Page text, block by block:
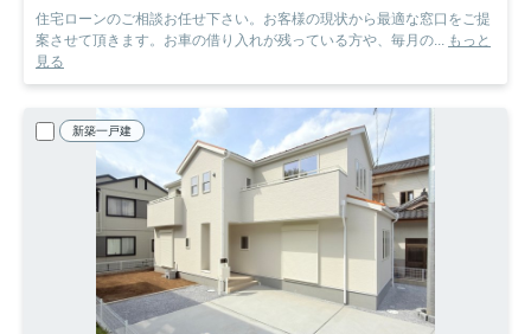
住宅ローンのご相談お任せ下さい。お客様の現状から最適な窓口をご提
案させて頂きます。お車の借り入れが残っている方や、毎月の... もっと
見る
新築一戸建